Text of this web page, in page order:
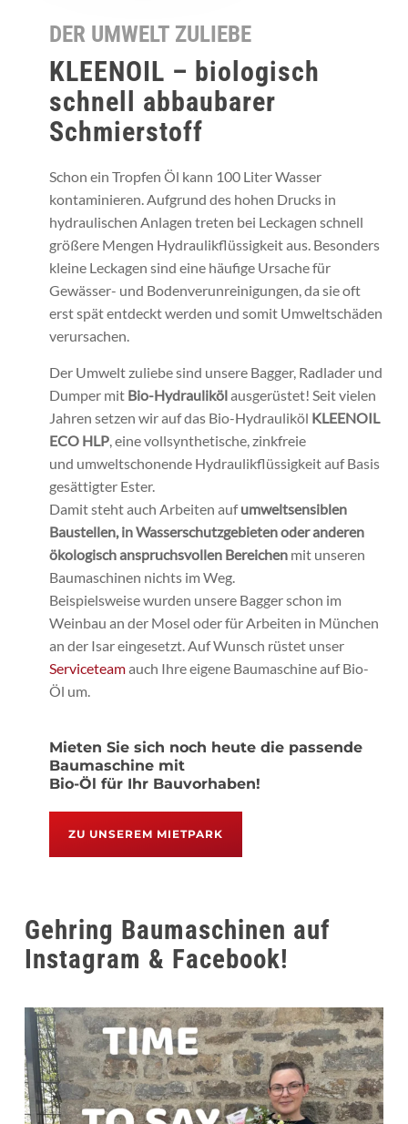
DER UMWELT ZULIEBE
KLEENOIL – biologisch
schnell abbaubarer
Schmierstoff
Schon ein Tropfen Öl kann 100 Liter Wasser
kontaminieren. Aufgrund des hohen Drucks in
hydraulischen Anlagen treten bei Leckagen schnell
größere Mengen Hydraulikflüssigkeit aus. Besonders
kleine Leckagen sind eine häufige Ursache für
Gewässer- und Bodenverunreinigungen, da sie oft
erst spät entdeckt werden und somit Umweltschäden
verursachen.
Der Umwelt zuliebe sind unsere Bagger, Radlader und
Dumper mit Bio-Hydraulikölausgerüstet! Seit vielen
Jahren setzen wir auf das Bio-Hydrauliköl KLEENOIL
ECO HLP, eine vollsynthetische, zinkfreie
und umweltschonende Hydraulikflüssigkeit auf Basis
gesättigter Ester.
Damit steht auch Arbeiten aufumweltsensiblen
Baustellen, in Wasserschutzgebieten oder anderen
ökologisch anspruchsvollen Bereichenmit unseren
Baumaschinen nichts im Weg.
Beispielsweise wurden unsere Bagger schon im
Weinbau an der Mosel oder für Arbeiten in München
an der Isar eingesetzt. Auf Wunsch rüstet unser
Serviceteamauch Ihre eigene Baumaschine auf Bio-
Öl um.
Mieten Sie sich noch heute die passende
Baumaschine mit
Bio-Öl für Ihr Bauvorhaben!
ZU UNSEREM MIETPARK
Gehring Baumaschinen auf
Instagram & Facebook!
gehring_baumaschinen
Juli 31